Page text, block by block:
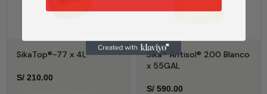
SikaTop®-77 x 4L
S/210.00
Sika® Antisol® 200 Blanco
x 55GAL
S/ 590.00